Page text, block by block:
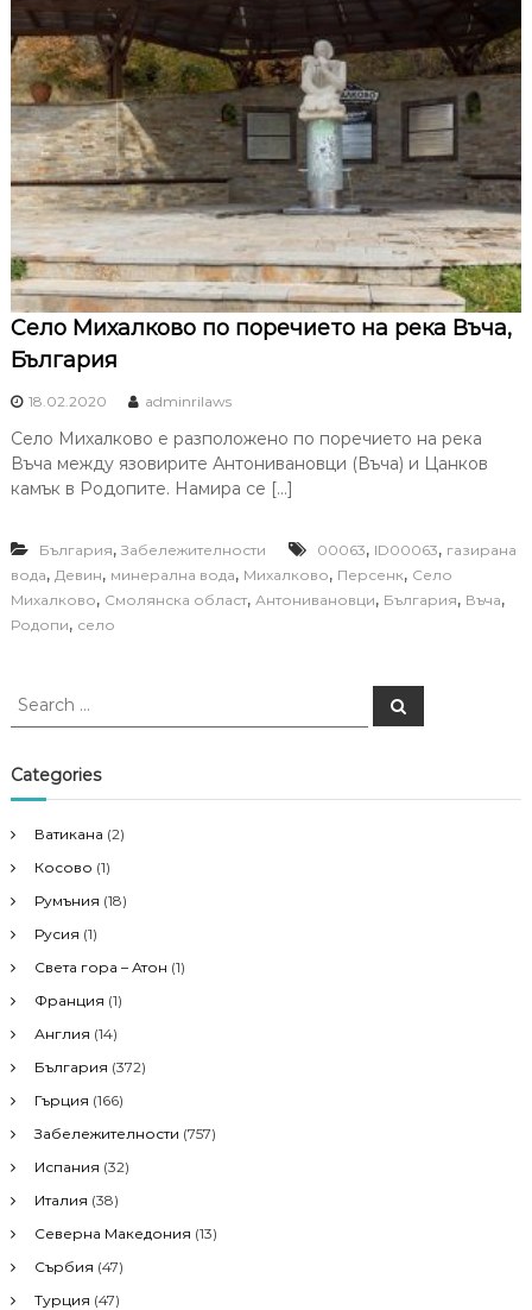
Село Михалково по поречието на река Въча,
България
18.02.2020 adminrilaws
Село Михалково е разположено по поречието на река
Въча между язовирите Антонивановци (Въча) и Цанков
камък в Родопите. Намира се […]
България, Забележителности 00063, ID00063, газирана
вода, Девин, минерална вода, Михалково, Персенк, Село
Михалково, Смолянска област, Антонивановци, България, Въча,
Родопи, село
S
r
c
f
o
r
S
e
Categories
Ватикана (2)
Косово (1)
Румъния (18)
Русия (1)
Света гора – Атон (1)
Франция (1)
Англия (14)
България (372)
Гърция (166)
Забележителности (757)
Испания (32)
Италия (38)
Северна Македония (13)
Сърбия (47)
Турция (47)